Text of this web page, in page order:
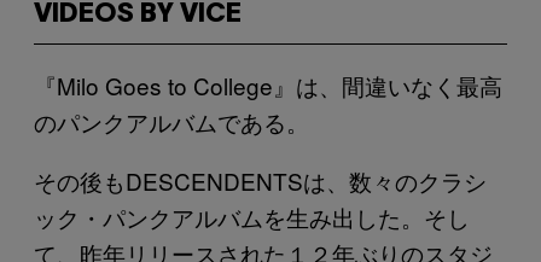
VIDEOS BY VICE
『Milo Goes to College』は、間違いなく最高
のパンクアルバムである。
その後もDESCENDENTSは、数々のクラシ
ック・パンクアルバムを生み出した。そし
て、昨年リリースされた１２年ぶりのスタジ